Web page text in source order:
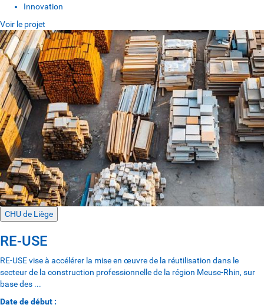
Innovation
Voir le projet
CHU de Liège
RE-USE
RE-USE vise à accélérer la mise en œuvre de la réutilisation dans le
secteur de la construction professionnelle de la région Meuse-Rhin, sur
base des ...
Date de début :